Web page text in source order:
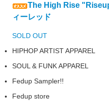
The High Rise
ィーレッド
SOLD OUT
HIPHOP ARTIST APPAREL
SOUL & FUNK APPAREL
Fedup Sampler!!
Fedup store